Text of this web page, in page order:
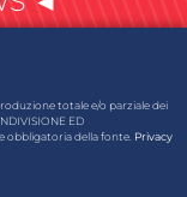
totale e/o parziale dei
ED
obbligatoria della fonte. Privacy